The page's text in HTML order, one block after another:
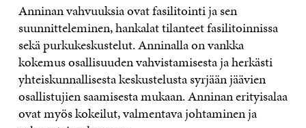
Anninan vahvuuksia ovat fasilitointi ja sen
suunnitteleminen, hankalat tilanteet fasilitoinnissa
sekä purkukeskustelut. Anninalla on vankka
kokemus osallisuuden vahvistamisesta ja herkästi
yhteiskunnallisesta keskustelusta syrjään jäävien
osallistujien saamisesta mukaan. Anninan erityisalaa
ovat myös kokeilut, valmentava johtaminen ja